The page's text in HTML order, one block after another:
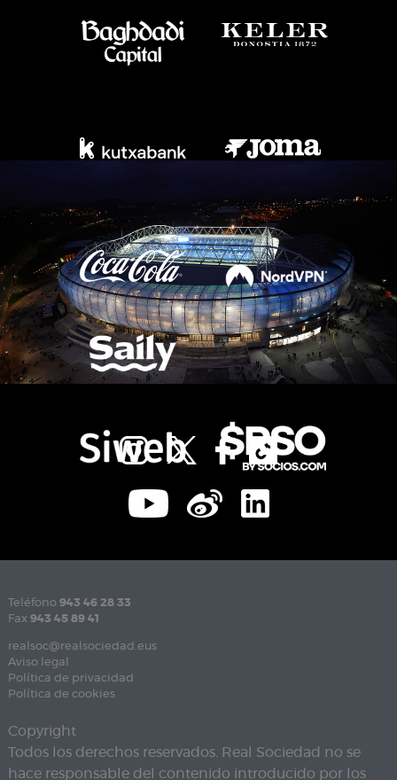
Teléfono 943 46 28 33
Fax 943 45 89 41
realsoc@realsociedad.eus
Aviso legal
Política de privacidad
Política de cookies
Copyright
Todos los derechos reservados. Real Sociedad no se
hace responsable del contenido introducido por los